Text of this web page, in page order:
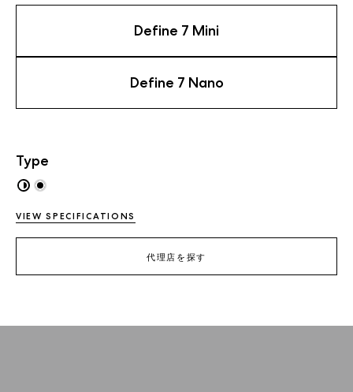
Define 7 Mini
Define 7 Nano
Type
VIEW SPECIFICATIONS
代理店を探す